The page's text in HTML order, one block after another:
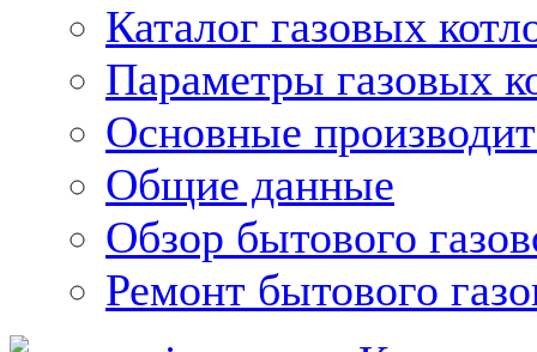
Каталог газовых
Параметры газовых
Основные
Общие данные
Обзор бытового
Ремонт бытового